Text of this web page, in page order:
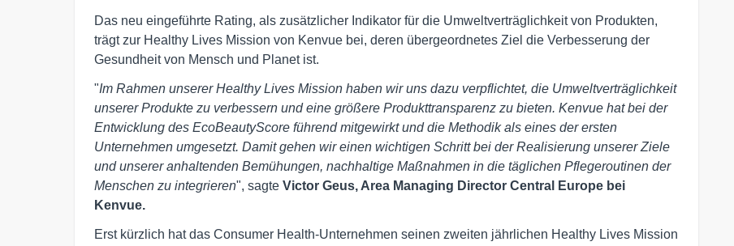
Das neu eingeführte Rating, als zusätzlicher Indikator für die Umweltverträglichkeit von Produkten,
trägt zur Healthy Lives Mission von Kenvue bei, deren übergeordnetes Ziel die Verbesserung der
Gesundheit von Mensch und Planet ist.
"Im Rahmen unserer Healthy Lives Mission haben wir uns dazu verpflichtet, die Umweltverträglichkeit
unserer Produkte zu verbessern und eine größere Produkttransparenz zu bieten. Kenvue hat bei der
Entwicklung des EcoBeautyScore führend mitgewirkt und die Methodik als eines der ersten
Unternehmen umgesetzt. Damit gehen wir einen wichtigen Schritt bei der Realisierung unserer Ziele
und unserer anhaltenden Bemühungen, nachhaltige Maßnahmen in die täglichen Pflegeroutinen der
Menschen zu integrieren", sagte Victor Geus, Area Managing Director Central Europe bei
Kenvue.
Erst kürzlich hat das Consumer Health-Unternehmen seinen zweiten jährlichen Healthy Lives Mission